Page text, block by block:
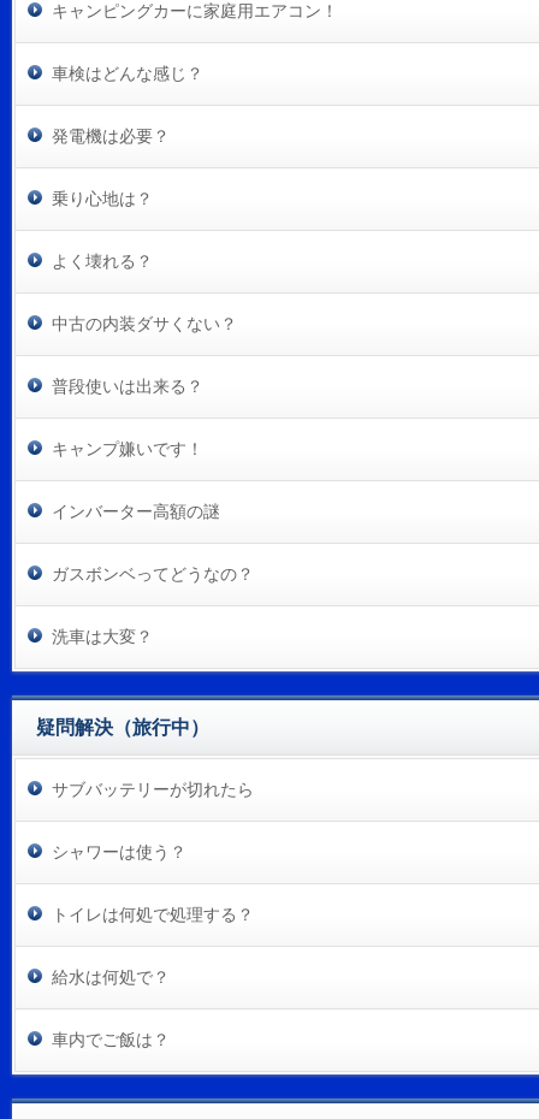
キャンピングカーに家庭用エアコン！
車検はどんな感じ？
発電機は必要？
乗り心地は？
よく壊れる？
中古の内装ダサくない？
普段使いは出来る？
キャンプ嫌いです！
インバーター高額の謎
ガスボンベってどうなの？
洗車は大変？
疑問解決（旅行中）
サブバッテリーが切れたら
シャワーは使う？
トイレは何処で処理する？
給水は何処で？
車内でご飯は？